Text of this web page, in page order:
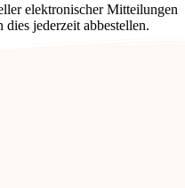
elektronischer Mitteilungen
dies jederzeit abbestellen.